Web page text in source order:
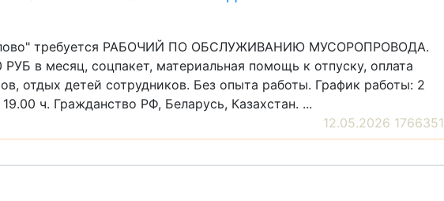
требуется РАБОЧИЙ ПО ОБСЛУЖИВАНИЮ МУСОРОПРОВОДА.
РУБ в месяц, соцпакет, материальная помощь к отпуску, оплата
отдых детей сотрудников. Без опыта работы. График работы: 2
ч. Гражданство РФ, Беларусь, Казахстан. ...
12.05.2026 1766351